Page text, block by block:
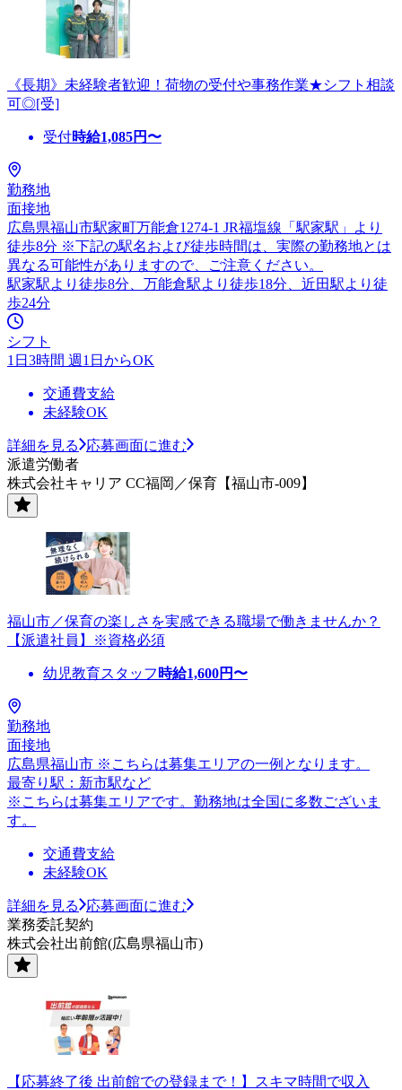
《長期》未経験者歓迎！荷物の受付や事務作業★シフト相談
可◎[受]
受付時給1,085円〜
勤務地
面接地
広島県福山市駅家町万能倉1274-1 JR福塩線「駅家駅」より
徒歩8分 ※下記の駅名および徒歩時間は、実際の勤務地とは
異なる可能性がありますので、ご注意ください。
駅家駅より徒歩8分、万能倉駅より徒歩18分、近田駅より徒
歩24分
シフト
1日3時間 週1日からOK
交通費支給
未経験OK
詳細を見る
応募画面に進む
派遣労働者
株式会社キャリア CC福岡／保育【福山市-009】
福山市／保育の楽しさを実感できる職場で働きませんか？
【派遣社員】※資格必須
幼児教育スタッフ 時給1,600円〜
勤務地
面接地
広島県福山市 ※こちらは募集エリアの一例となります。
最寄り駅：新市駅など
※こちらは募集エリアです。勤務地は全国に多数ございま
す。
交通費支給
未経験OK
詳細を見る
応募画面に進む
業務委託契約
株式会社出前館(広島県福山市)
【応募終了後 出前館での登録まで！】スキマ時間で収入